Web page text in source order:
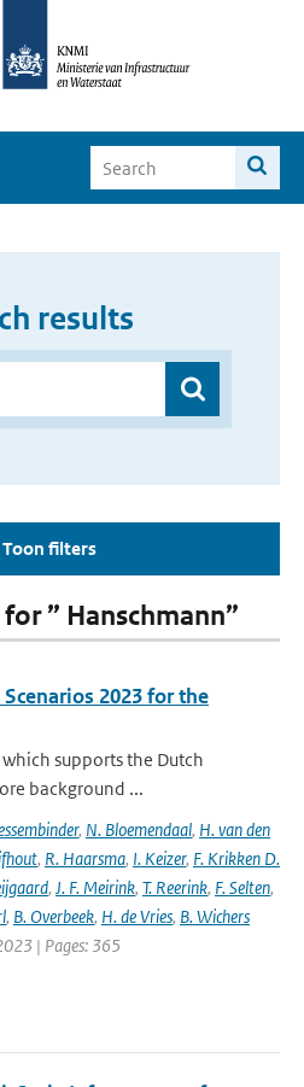
results
Toon filters
” Hanschmann”
2023 for the
supports the Dutch
background ...
, N. Bloemendaal, H. van den
, R. Haarsma, I. Keizer, F. Krikken D.
, J. F. Meirink, T. Reerink, F. Selten,
, B. Overbeek, H. de Vries, B. Wichers
| Pages: 365